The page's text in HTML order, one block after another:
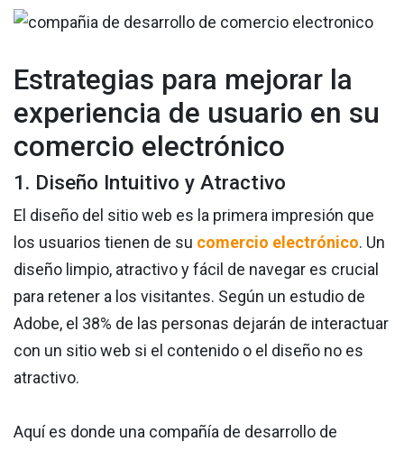
Estrategias para mejorar la
experiencia de usuario en su
comercio electrónico
1. Diseño Intuitivo y Atractivo
El diseño del sitio web es la primera impresión que
los usuarios tienen de su comercio electrónico. Un
diseño limpio, atractivo y fácil de navegar es crucial
para retener a los visitantes. Según un estudio de
Adobe, el 38% de las personas dejarán de interactuar
con un sitio web si el contenido o el diseño no es
atractivo.
Aquí es donde una compañía de desarrollo de